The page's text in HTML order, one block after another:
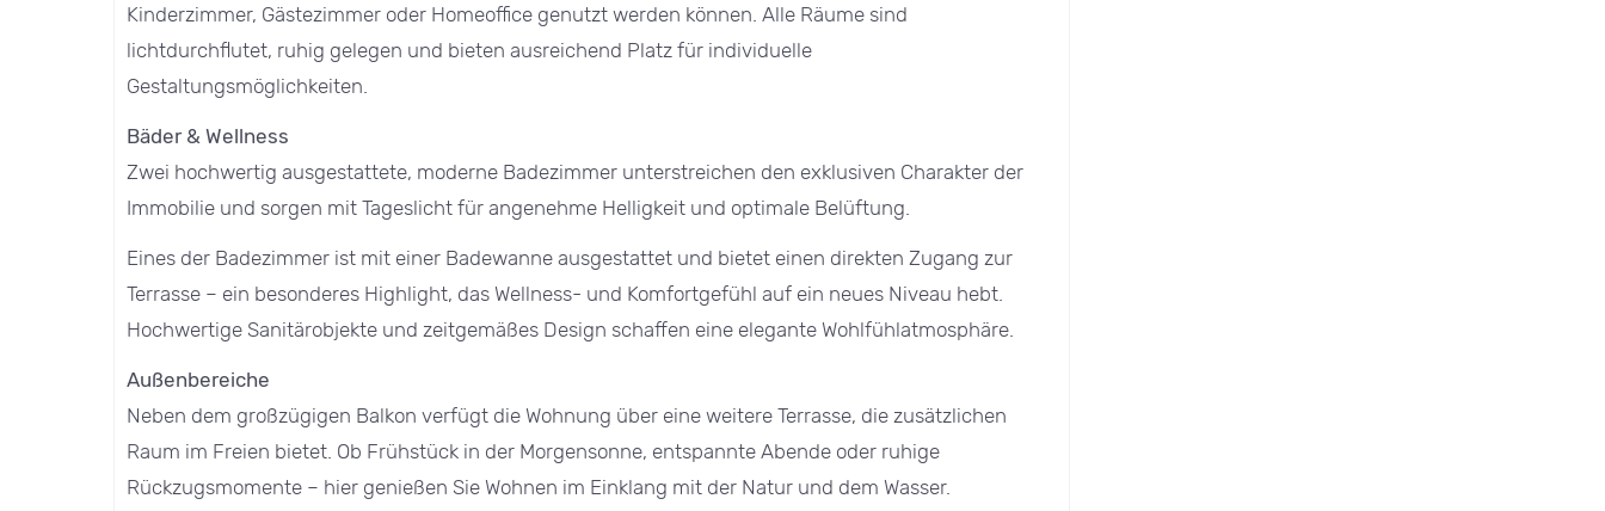
Kinderzimmer, Gästezimmer oder Homeoffice genutzt werden können. Alle Räume sind
lichtdurchflutet, ruhig gelegen und bieten ausreichend Platz für individuelle
Gestaltungsmöglichkeiten.
Bäder & Wellness
Zwei hochwertig ausgestattete, moderne Badezimmer unterstreichen den exklusiven Charakter der
Immobilie und sorgen mit Tageslicht für angenehme Helligkeit und optimale Belüftung.
Eines der Badezimmer ist mit einer Badewanne ausgestattet und bietet einen direkten Zugang zur
Terrasse – ein besonderes Highlight, das Wellness- und Komfortgefühl auf ein neues Niveau hebt.
Hochwertige Sanitärobjekte und zeitgemäßes Design schaffen eine elegante Wohlfühlatmosphäre.
Außenbereiche
Neben dem großzügigen Balkon verfügt die Wohnung über eine weitere Terrasse, die zusätzlichen
Raum im Freien bietet. Ob Frühstück in der Morgensonne, entspannte Abende oder ruhige
Rückzugsmomente – hier genießen Sie Wohnen im Einklang mit der Natur und dem Wasser.